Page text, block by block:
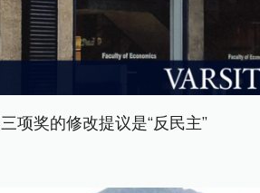
项奖的修改提议是“反民主”